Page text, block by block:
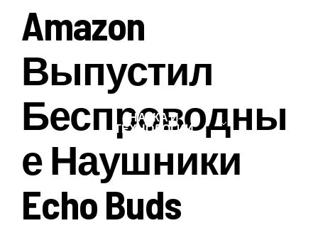
НАУКА И
ТЕХНОЛОГИИ
Amazon
Выпустил
Беспроводны
Е Наушники
Echo Buds